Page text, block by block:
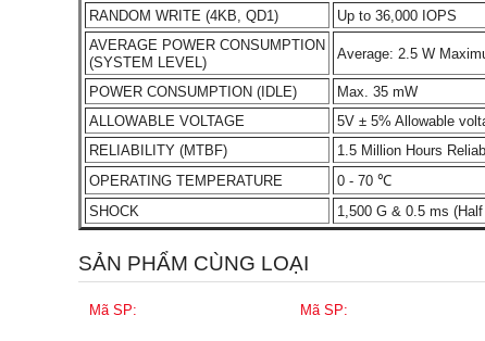
RANDOM WRITE (4KB, QD1)
Up to 36,000 IOPS
AVERAGE POWER CONSUMPTION
(SYSTEM LEVEL)
Average: 2.5 W
POWER CONSUMPTION (IDLE)
Max. 35 mW
ALLOWABLE VOLTAGE
5V ± 5% Allowable
RELIABILITY (MTBF)
1.5 Million Hours
OPERATING TEMPERATURE
0 - 70 ℃
SHOCK
1,500 G & 0.5 ms
SẢN PHẨM CÙNG LOẠI
Mã SP: Mã SP: